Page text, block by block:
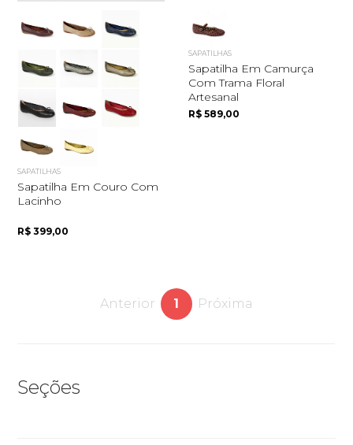
SAPATILHAS
Sapatilha Em Couro Com
Lacinho
R$ 399,00
SAPATILHAS
Sapatilha Em Camurça
Com Trama Floral
Artesanal
R$ 589,00
Anterior 1 Próxima
Seções